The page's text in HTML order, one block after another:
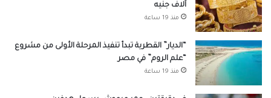
آلاف جنيه
منذ 19 ساعة
“الديار” القطرية تبدأ تنفيذ المرحلة الأولى من مشروع
“علم الروم” في مصر
منذ 19 ساعة